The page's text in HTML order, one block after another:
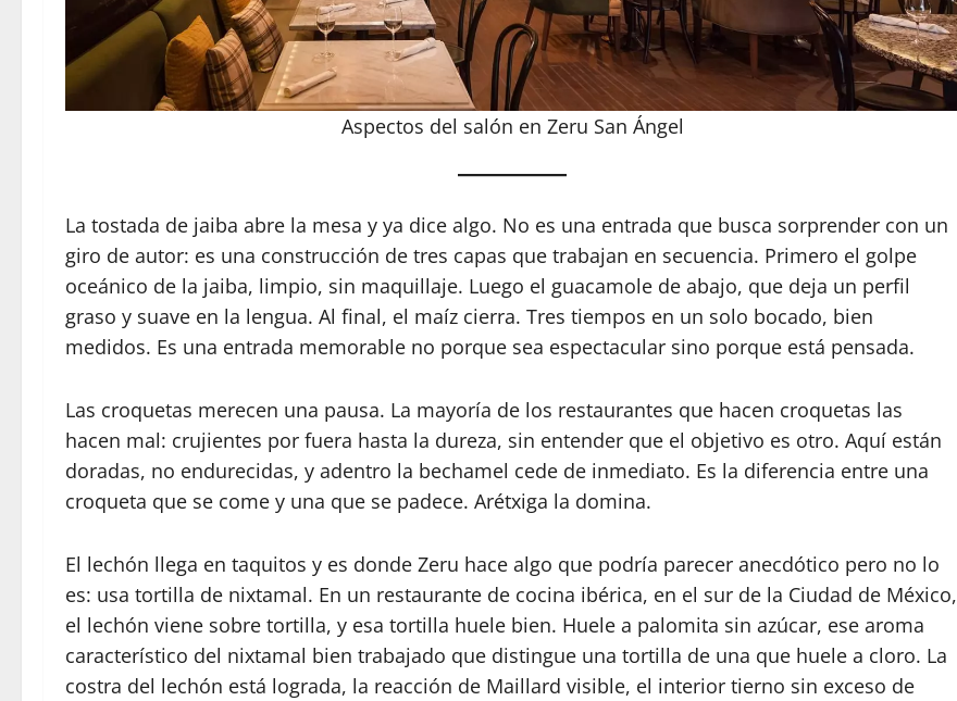
Aspectos del salón en Zeru San Ángel
La tostada de jaiba abre la mesa y ya dice algo. No es una entrada que busca sorprender con un
giro de autor: es una construcción de tres capas que trabajan en secuencia. Primero el golpe
oceánico de la jaiba, limpio, sin maquillaje. Luego el guacamole de abajo, que deja un perfil
graso y suave en la lengua. Al final, el maíz cierra. Tres tiempos en un solo bocado, bien
medidos. Es una entrada memorable no porque sea espectacular sino porque está pensada.
Las croquetas merecen una pausa. La mayoría de los restaurantes que hacen croquetas las
hacen mal: crujientes por fuera hasta la dureza, sin entender que el objetivo es otro. Aquí están
doradas, no endurecidas, y adentro la bechamel cede de inmediato. Es la diferencia entre una
croqueta que se come y una que se padece. Arétxiga la domina.
El lechón llega en taquitos y es donde Zeru hace algo que podría parecer anecdótico pero no lo
es: usa tortilla de nixtamal. En un restaurante de cocina ibérica, en el sur de la Ciudad de México,
el lechón viene sobre tortilla, y esa tortilla huele bien. Huele a palomita sin azúcar, ese aroma
característico del nixtamal bien trabajado que distingue una tortilla de una que huele a cloro. La
costra del lechón está lograda, la reacción de Maillard visible, el interior tierno sin exceso de